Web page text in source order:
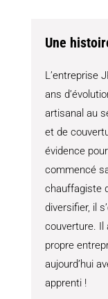
Une
L’entreprise
ans
artisanal au
et de
évidence
commencé
chauffagiste
diversifier, il
couverture. Il
propre
aujourd’hui
apprenti !